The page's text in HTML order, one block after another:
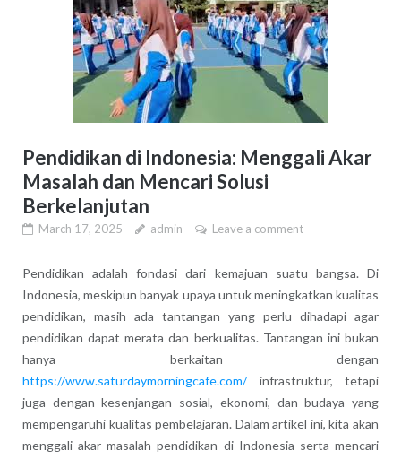
Pendidikan di Indonesia: Menggali Akar
Masalah dan Mencari Solusi
Berkelanjutan
March 17, 2025 admin Leave a comment
Pendidikan adalah fondasi dari kemajuan suatu bangsa. Di
Indonesia, meskipun banyak upaya untuk meningkatkan kualitas
pendidikan, masih ada tantangan yang perlu dihadapi agar
pendidikan dapat merata dan berkualitas. Tantangan ini bukan
hanya berkaitan dengan
https://www.saturdaymorningcafe.com/infrastruktur, tetapi
juga dengan kesenjangan sosial, ekonomi, dan budaya yang
mempengaruhi kualitas pembelajaran. Dalam artikel ini, kita akan
menggali akar masalah pendidikan di Indonesia serta mencari